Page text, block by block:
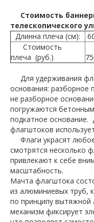
Стоимость
телескопического
Длинна плеча (см):
Стоимость
плеча (руб.)
Для удерживания
основания: разборное
не разборное
погружаются
подкатное основание.
флагштоков
Флаги украсят
смотрятся несколько
привлекают к себе
масштабность.
Мачта флагштока
из алюминиевых труб,
по принципу
механизм фиксирует